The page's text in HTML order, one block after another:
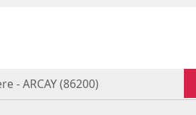
- ARCAY (86200)